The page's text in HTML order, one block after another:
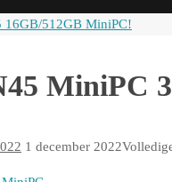
16GB/512GB MiniPC!
MiniPC 3
1 december 2022